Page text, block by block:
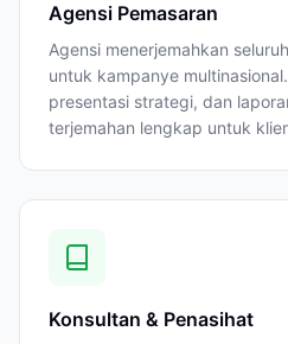
Agensi Pemasaran
Agensi menerjemahkan
untuk kampanye
presentasi strategi, dan
terjemahan lengkap untuk
Konsultan & Penasihat